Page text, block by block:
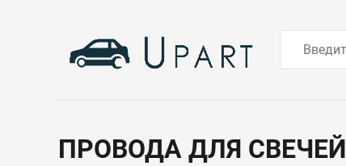
ПРОВОДА ДЛЯ СВЕЧЕЙ